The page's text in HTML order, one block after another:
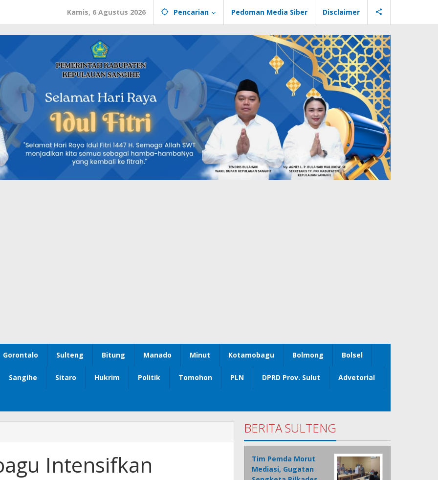
Kamis, 6 Agustus 2026 Pencarian Pedoman Media Siber Disclaimer
Gorontalo Sulteng Bitung Manado Minut Kotamobagu Bolmong Bolsel
Sangihe Sitaro Hukrim Politik Tomohon PLN DPRD Prov. Sulut Advetorial
Intensifkan
BERITA SULTENG
Tim Pemda Morut
Mediasi, Gugatan